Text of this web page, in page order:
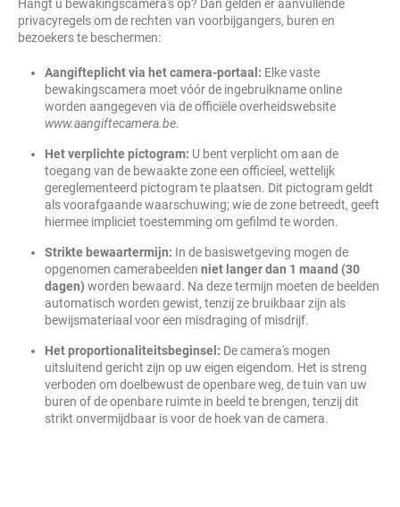
Hangt u bewakingscamera's op? Dan gelden er aanvullende
privacyregels om de rechten van voorbijgangers, buren en
bezoekers te beschermen:
Aangifteplicht via het camera-portaal: Elke vaste
bewakingscamera moet vóór de ingebruikname online
worden aangegeven via de officiële overheidswebsite
www.aangiftecamera.be.
Het verplichte pictogram: U bent verplicht om aan de
toegang van de bewaakte zone een officieel, wettelijk
gereglementeerd pictogram te plaatsen. Dit pictogram geldt
als voorafgaande waarschuwing; wie de zone betreedt, geeft
hiermee impliciet toestemming om gefilmd te worden.
Strikte bewaartermijn: In de basiswetgeving mogen de
opgenomen camerabeelden niet langer dan 1 maand (30
dagen) worden bewaard. Na deze termijn moeten de beelden
automatisch worden gewist, tenzij ze bruikbaar zijn als
bewijsmateriaal voor een misdraging of misdrijf.
Het proportionaliteitsbeginsel: De camera's mogen
uitsluitend gericht zijn op uw eigen eigendom. Het is streng
verboden om doelbewust de openbare weg, de tuin van uw
buren of de openbare ruimte in beeld te brengen, tenzij dit
strikt onvermijdbaar is voor de hoek van de camera.